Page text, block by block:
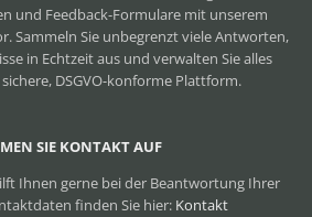
und Feedback-Formulare mit unserem
Sammeln Sie unbegrenzt viele Antworten,
in Echtzeit aus und verwalten Sie alles
DSGVO-konforme Plattform.
SIE KONTAKT AUF
Ihnen gerne bei der Beantwortung Ihrer
finden Sie hier: Kontakt